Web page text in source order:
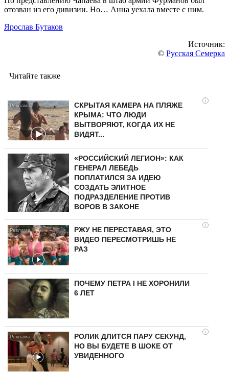
отозван из его дивизии. Но… Анна уехала вместе с ним.
Ярослав Бутаков
Источник:
© Русская Семерка
Читайте также
i
СКРЫТАЯ КАМЕРА НА ПЛЯЖЕ
КРЫМА: ЧТО ЛЮДИ
ВЫТВОРЯЮТ, КОГДА ИХ НЕ
ВИДЯТ...
«РОССИЙСКИЙ ЛЕГИОН»: КАК
ГЕНЕРАЛ ЛЕБЕДЬ
ПОПЛАТИЛСЯ ЗА ИДЕЮ
СОЗДАТЬ ЭЛИТНОЕ
ПОДРАЗДЕЛЕНИЕ ПРОТИВ
ВОРОВ В ЗАКОНЕ
i
РЖУ НЕ ПЕРЕСТАВАЯ, ЭТО
ВИДЕО ПЕРЕСМОТРИШЬ НЕ
РАЗ
ПОЧЕМУ ПЕТРА I НЕ ХОРОНИЛИ
6 ЛЕТ
i
РОЛИК ДЛИТСЯ ПАРУ СЕКУНД,
НО ВЫ БУДЕТЕ В ШОКЕ ОТ
УВИДЕННОГО